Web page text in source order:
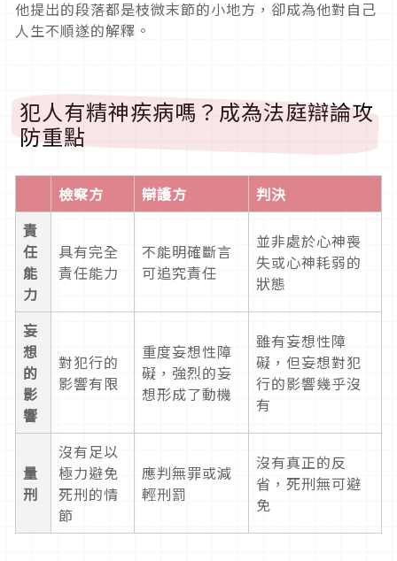
他提出的段落都是枝微末節的小地方，卻成為他對自己
人生不順遂的解釋。
犯人有精神疾病嗎？成為法庭辯論攻
防重點
檢察方 辯護方
判決
責
任
能
力
具有完全
責任能力
不能明確斷言
可追究責任
並非處於心神喪
失或心神耗弱的
狀態
妄
想
的
影
響
對犯行的
影響有限
重度妄想性障
礙，強烈的妄
想形成了動機
雖有妄想性障
礙，但妄想對犯
行的影響幾乎沒
有
量
刑
沒有足以
極力避免
死刑的情
節
應判無罪或減
輕刑罰
沒有真正的反
省，死刑無可避
免